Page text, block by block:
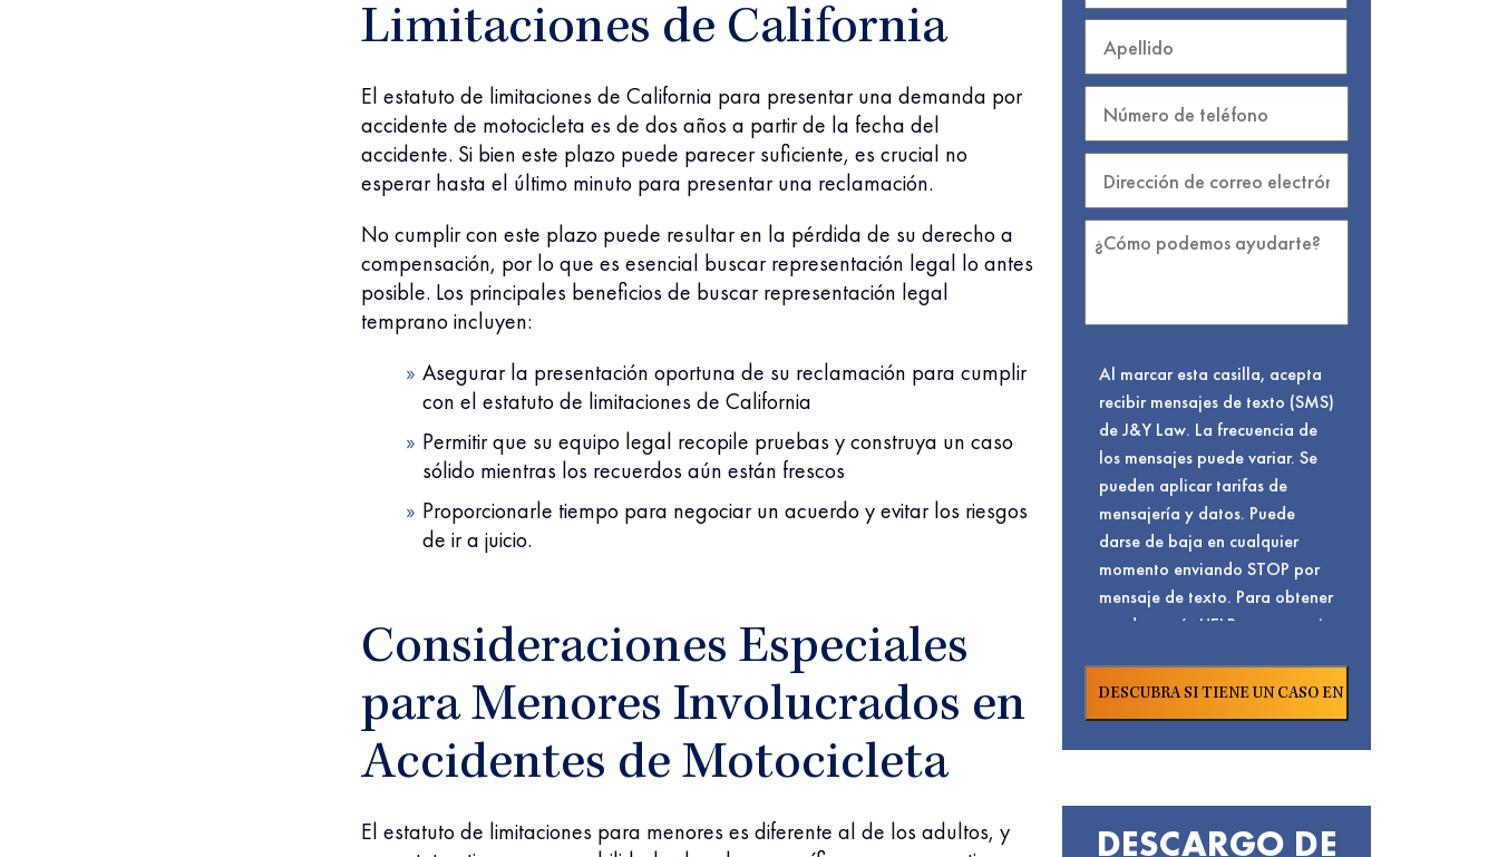
Limitaciones de California
El estatuto de limitaciones de California para presentar una demanda por
accidente de motocicleta es de dos años a partir de la fecha del
accidente. Si bien este plazo puede parecer suficiente, es crucial no
esperar hasta el último minuto para presentar una reclamación.
No cumplir con este plazo puede resultar en la pérdida de su derecho a
compensación, por lo que es esencial buscar representación legal lo antes
posible. Los principales beneficios de buscar representación legal
temprano incluyen:
Asegurar la presentación oportuna de su reclamación para cumplir
con el estatuto de limitaciones de California
Permitir que su equipo legal recopile pruebas y construya un caso
sólido mientras los recuerdos aún están frescos
Proporcionarle tiempo para negociar un acuerdo y evitar los riesgos
de ir a juicio.
Consideraciones Especiales
para Menores Involucrados en
Accidentes de Motocicleta
El estatuto de limitaciones para menores es diferente al de los adultos, y
Al marcar esta casilla, acepta
recibir mensajes de texto (SMS)
de J&Y Law. La frecuencia de
los mensajes puede variar. Se
pueden aplicar tarifas de
mensajería y datos. Puede
darse de baja en cualquier
momento enviando STOP por
mensaje de texto. Para obtener
ayuda, envíe HELP por mensaje
DESCARGO DE